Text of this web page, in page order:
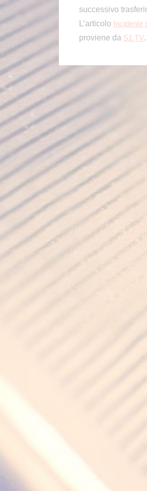
successivo
L’articolo
proviene da S1 TV.